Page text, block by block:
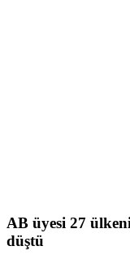
AB üyesi 27
düştü